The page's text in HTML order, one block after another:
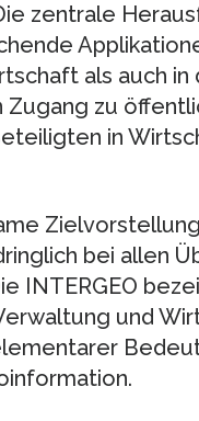
zentrale
als auch
zu
in
bei allen
INTERGEO
und